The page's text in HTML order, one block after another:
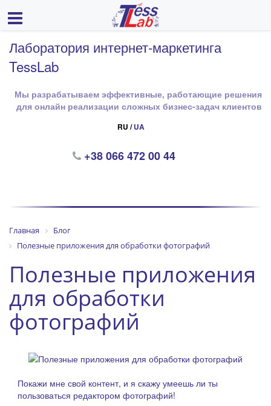
Лаборатория интернет-маркетинга
TessLab
Мы разрабатываем эффективные, работающие решения
для онлайн реализации сложных бизнес-задач клиентов
RU /UA
+38 066 472 00 44
Главная
Блог
Полезные приложения для обработки фотографий
Полезные приложения
для обработки
фотографий
Покажи мне свой контент, и я скажу умеешь ли ты
пользоваться редактором фотографий!